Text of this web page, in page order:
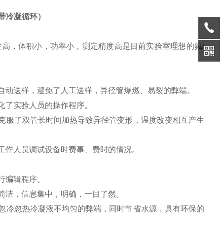
冷凝循环）
，体积小，功率小，测定精度高是目前实验室理想的氟/
送样，避免了人工送样，异径管爆燃、易裂的弊端。
实验人员的操作程序。
了双管长时间加热导致异径管变形，温度改变相互产生
人员调试设备时费事、费时的情况。
辑程序。
，信息集中，明确，一目了然。
忽热冷凝液不均匀的弊端，同时节省水源，具有环保的